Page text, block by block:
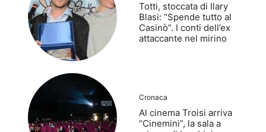
Totti, stoccata di Ilary
Blasi: “Spende tutto al
Casinò”. I conti dell’ex
attaccante nel mirino
Cronaca
Al cinema Troisi arriva
“Cinemini”, la sala a